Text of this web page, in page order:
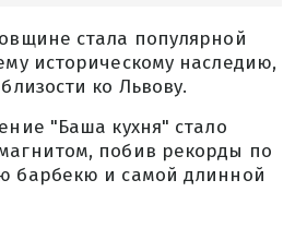
стала популярной
историческому наследию,
ко Львову.
"Баша кухня" стало
побив рекорды по
барбекю и самой длинной